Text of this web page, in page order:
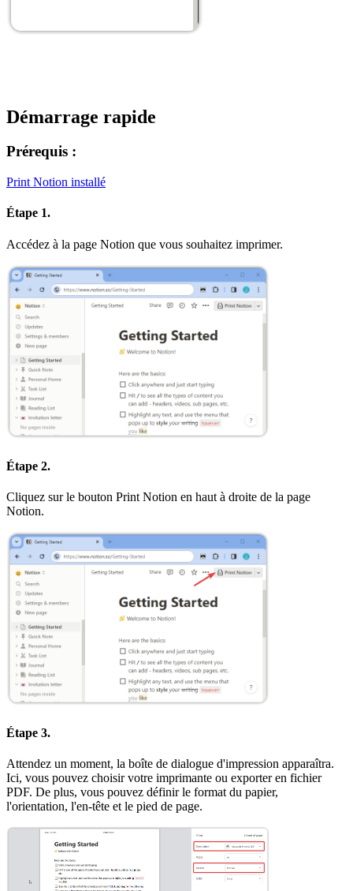
Démarrage rapide
Prérequis :
Print Notion installé
Étape 1.
Accédez à la page Notion que vous souhaitez imprimer.
Étape 2.
Cliquez sur le bouton Print Notion en haut à droite de la page
Notion.
Étape 3.
Attendez un moment, la boîte de dialogue d'impression apparaîtra.
Ici, vous pouvez choisir votre imprimante ou exporter en fichier
PDF. De plus, vous pouvez définir le format du papier,
l'orientation, l'en-tête et le pied de page.